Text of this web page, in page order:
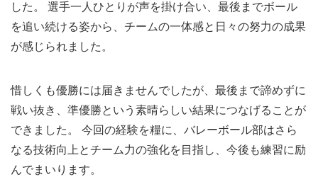
した。 選手一人ひとりが声を掛け合い、最後までボール
を追い続ける姿から、チームの一体感と日々の努力の成果
が感じられました。
惜しくも優勝には届きませんでしたが、最後まで諦めずに
戦い抜き、準優勝という素晴らしい結果につなげることが
できました。 今回の経験を糧に、バレーボール部はさら
なる技術向上とチーム力の強化を目指し、今後も練習に励
んでまいります。